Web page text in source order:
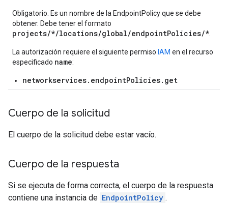
Obligatorio. Es un nombre de la EndpointPolicy que se debe
obtener. Debe tener el formato
projects/*/locations/global/endpointPolicies/*
La autorización requiere el siguiente permiso IAM en el recurso
especificado name:
networkservices.endpointPolicies.get
Cuerpo de la solicitud
El cuerpo de la solicitud debe estar vacío.
Cuerpo de la respuesta
Si se ejecuta de forma correcta, el cuerpo de la respuesta
contiene una instancia de EndpointPolicy .